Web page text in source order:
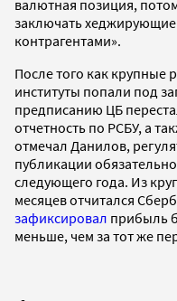
валютная позиция,
заключать
контрагентами».
После того как крупные
институты попали под
предписанию ЦБ
отчетность по РСБУ, а
отмечал Данилов,
публикации
следующего года. Из
месяцев отчитался
зафиксировал прибыль
меньше, чем за тот же